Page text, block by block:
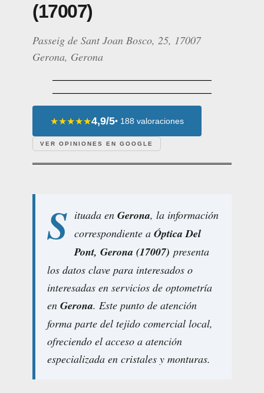
(17007)
Passeig de Sant Joan Bosco, 25, 17007
Gerona, Gerona
★★★★★4,9/5• 188 valoraciones
VER OPINIONES EN GOOGLE
S ituada en Gerona, la información
correspondiente a Óptica Del
Pont, Gerona (17007) presenta
los datos clave para interesados o
interesadas en servicios de optometría
en Gerona. Este punto de atención
forma parte del tejido comercial local,
ofreciendo el acceso a atención
especializada en cristales y monturas.